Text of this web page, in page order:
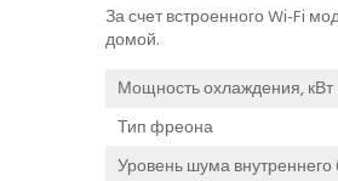
За счет встроенного Wi-Fi
домой.
Мощность охлаждения, кВт
Тип фреона
Уровень шума